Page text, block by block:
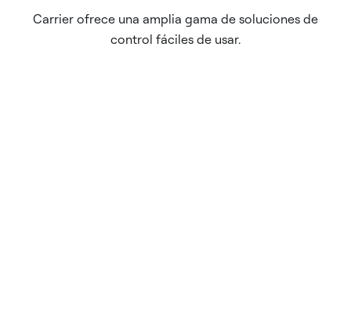
Carrier ofrece una amplia gama de soluciones de
control fáciles de usar.